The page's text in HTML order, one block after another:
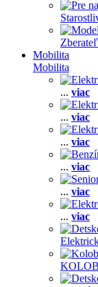
Mobilita
Mobilita
... viac
... viac
... viac
... viac
... viac
... viac